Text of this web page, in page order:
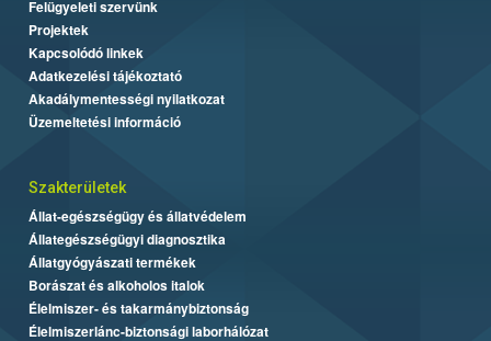
Felügyeleti szervünk
Projektek
Kapcsolódó linkek
Adatkezelési tájékoztató
Akadálymentességi nyilatkozat
Üzemeltetési információ
Szakterületek
Állat-egészségügy és állatvédelem
Állategészségügyi diagnosztika
Állatgyógyászati termékek
Borászat és alkoholos italok
Élelmiszer- és takarmánybiztonság
Élelmiszerlánc-biztonsági laborhálózat